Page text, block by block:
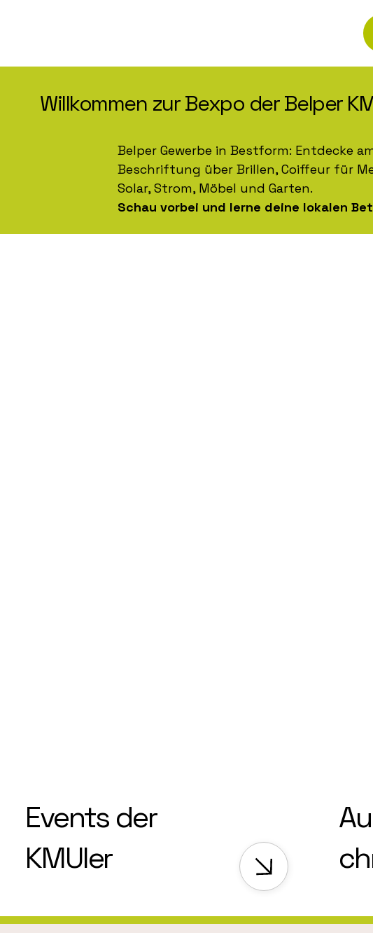
Willkommen zur Bexpo der Belper
Belper Gewerbe in Bestform: Entdecke
Beschriftung über Brillen, Coiffeur für
Solar, Strom, Möbel und Garten.
Schau vorbei und lerne deine lokalen
Events der
KMUler